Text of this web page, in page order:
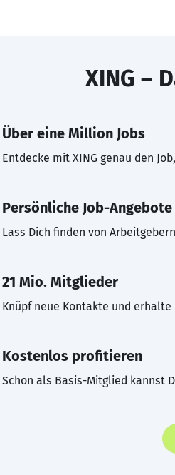
XING –
Über eine Million Jobs
Entdecke mit XING genau den
Persönliche Job-Angebote
Lass Dich finden von
21 Mio. Mitglieder
Knüpf neue Kontakte und
Kostenlos profitieren
Schon als Basis-Mitglied kannst